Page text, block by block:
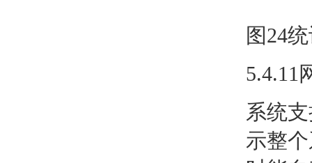
图24
5.4.11
系统
示整